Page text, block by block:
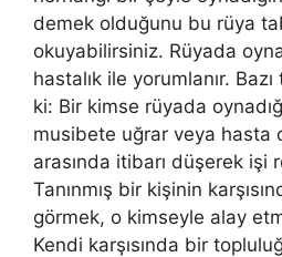
demek olduğunu bu rüya
okuyabilirsiniz. Rüyada
hastalık ile yorumlanır.
ki: Bir kimse rüyada
musibete uğrar veya hasta
arasında itibarı düşerek işi
Tanınmış bir kişinin
görmek, o kimseyle alay
Kendi karşısında bir